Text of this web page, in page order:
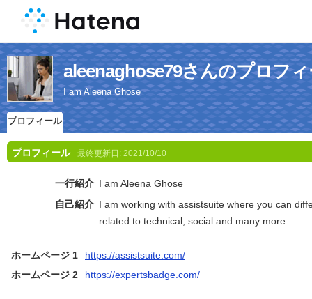
aleenaghose79さんのプロフ
I am Aleena Ghose
プロフィール
プロフィール 最終更新日: 2021/10/10
一行紹介 I am Aleena Ghose
自己紹介 I am working with assistsuite where you can
related to technical, social and many more.
ホームページ 1
https://assistsuite.com/
ホームページ 2
https://expertsbadge.com/